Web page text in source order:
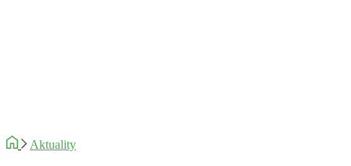
Aktuality